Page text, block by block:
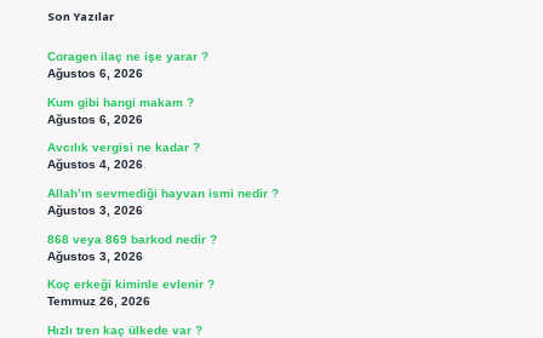
Son Yazılar
Coragen ilaç ne işe yarar ?
Ağustos 6, 2026
Kum gibi hangi makam ?
Ağustos 6, 2026
Avcılık vergisi ne kadar ?
Ağustos 4, 2026
Allah’ın sevmediği hayvan ismi nedir ?
Ağustos 3, 2026
868 veya 869 barkod nedir ?
Ağustos 3, 2026
Koç erkeği kiminle evlenir ?
Temmuz 26, 2026
Hızlı tren kaç ülkede var ?